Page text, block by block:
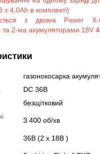
х 4,0Аh в комплекті)
з двома Power X-
та 2-ма акумуляторами 18V
газонокосарка
DC 36В
безщітковий
3 400 об/хв
36В (2 х 18В )